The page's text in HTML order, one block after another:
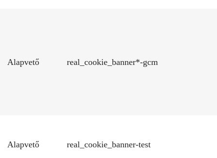
Alapvető real_cookie_banner*-gcm
Alapvető real_cookie_banner-test